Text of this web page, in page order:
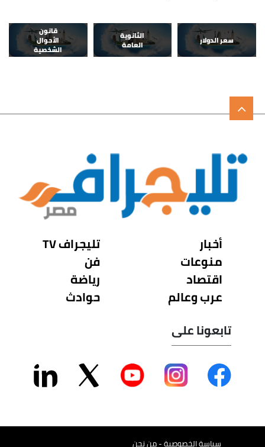
سعر الدولار
الثانوية
العامة
قانون
الأحوال
الشخصية
أخبار
منوعات
اقتصاد
عرب وعالم
تليجراف TV
فن
رياضة
حوادث
تابعونا على
سياسة الخصوصية - من نحن